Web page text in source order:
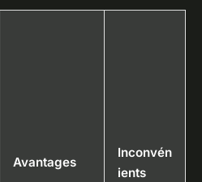
Avantages
Inconvén
ients